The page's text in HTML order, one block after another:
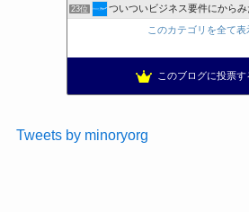
23位 ついついビジネス要件にからみ
このカテゴリを全て表
このブログに投票す
Tweets by minoryorg